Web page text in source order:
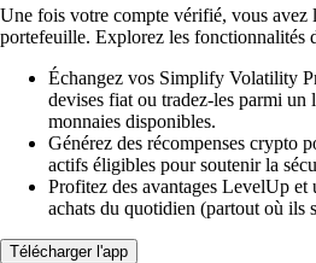
Une fois votre compte vérifié, vous avez
portefeuille. Explorez les fonctionnalités
Échangez vos Simplify Volatility
devises fiat ou tradez-les parmi
monnaies disponibles.
Générez des récompenses crypto
actifs éligibles pour soutenir la
Profitez des avantages LevelUp
achats du quotidien (partout où ils
Télécharger l'app